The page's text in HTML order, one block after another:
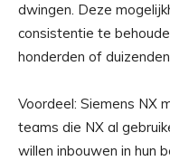
dwingen. Deze
consistentie te
honderden of
Voordeel: Siemens NX
teams die NX al
willen inbouwen in hun